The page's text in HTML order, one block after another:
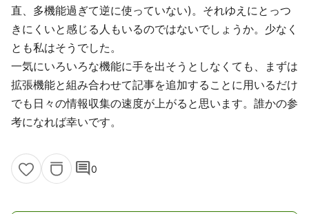
直、多機能過ぎて逆に使っていない)。それゆえにとっつ
きにくいと感じる人もいるのではないでしょうか。少なく
とも私はそうでした。
一気にいろいろな機能に手を出そうとしなくても、まずは
拡張機能と組み合わせて記事を追加することに用いるだけ
でも日々の情報収集の速度が上がると思います。誰かの参
考になれば幸いです。
comment0